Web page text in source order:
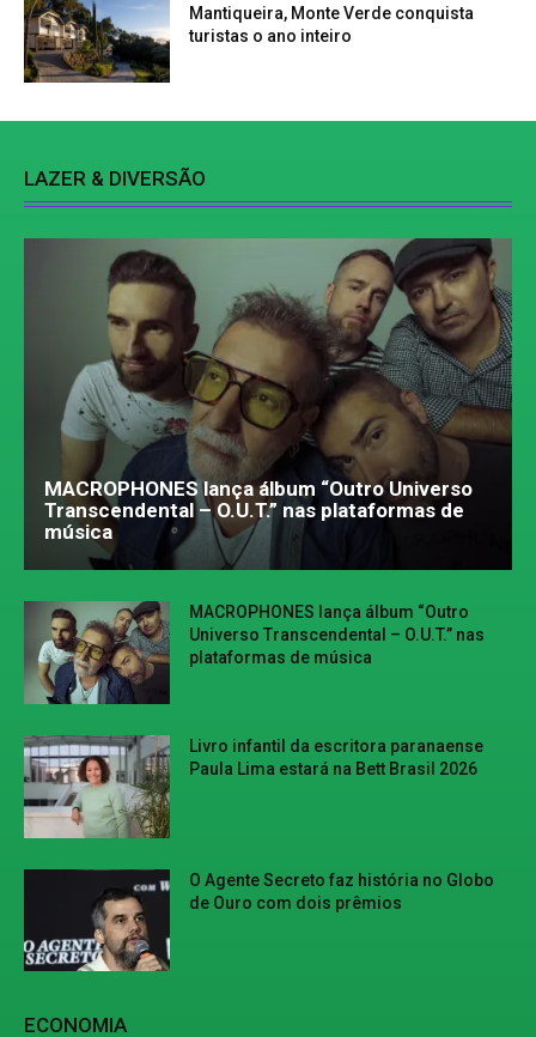
Mantiqueira, Monte Verde conquista
turistas o ano inteiro
LAZER & DIVERSÃO
MACROPHONES lança álbum “Outro Universo
Transcendental – O.U.T.” nas plataformas de
música
MACROPHONES lança álbum “Outro
Universo Transcendental – O.U.T.” nas
plataformas de música
Livro infantil da escritora paranaense
Paula Lima estará na Bett Brasil 2026
O Agente Secreto faz história no Globo
de Ouro com dois prêmios
ECONOMIA